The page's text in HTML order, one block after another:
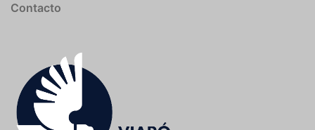
Contacto